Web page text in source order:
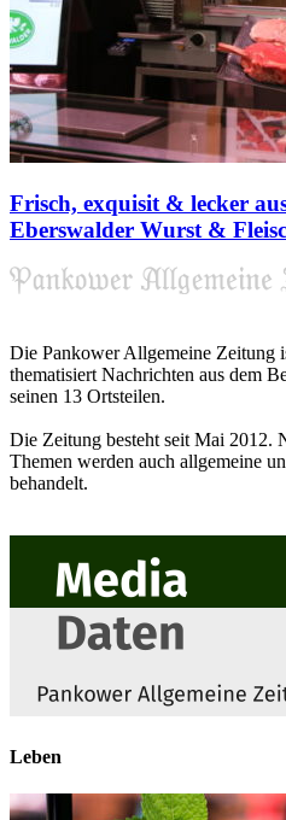
Frisch, exquisit & lecker
Eberswalder Wurst &
Die Pankower Allgemeine Zeitung
thematisiert Nachrichten aus dem
seinen 13 Ortsteilen.
Die Zeitung besteht seit Mai 2012.
Themen werden auch allgemeine
behandelt.
Leben